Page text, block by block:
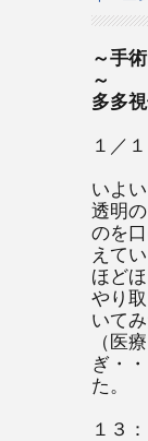
～手
多多
１／
いよ
透明
のを
えて
ほど
やり
いて
（医
ぎ・
た。
１３